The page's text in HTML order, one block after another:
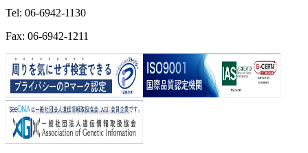
Tel: 06-6942-1130
Fax: 06-6942-1211